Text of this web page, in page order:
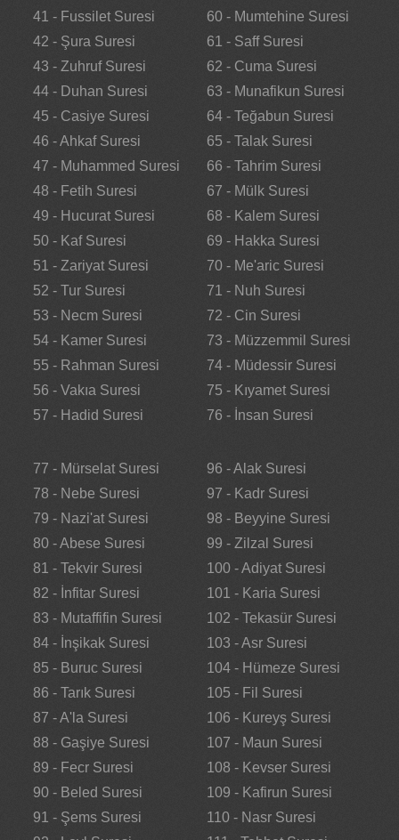
41 - Fussilet Suresi
42 - Şura Suresi
43 - Zuhruf Suresi
44 - Duhan Suresi
45 - Casiye Suresi
46 - Ahkaf Suresi
47 - Muhammed Suresi
48 - Fetih Suresi
49 - Hucurat Suresi
50 - Kaf Suresi
51 - Zariyat Suresi
52 - Tur Suresi
53 - Necm Suresi
54 - Kamer Suresi
55 - Rahman Suresi
56 - Vakıa Suresi
57 - Hadid Suresi
60 - Mumtehine Suresi
61 - Saff Suresi
62 - Cuma Suresi
63 - Munafikun Suresi
64 - Teğabun Suresi
65 - Talak Suresi
66 - Tahrim Suresi
67 - Mülk Suresi
68 - Kalem Suresi
69 - Hakka Suresi
70 - Me'aric Suresi
71 - Nuh Suresi
72 - Cin Suresi
73 - Müzzemmil Suresi
74 - Müdessir Suresi
75 - Kıyamet Suresi
76 - İnsan Suresi
77 - Mürselat Suresi
78 - Nebe Suresi
79 - Nazi'at Suresi
80 - Abese Suresi
81 - Tekvir Suresi
82 - İnfitar Suresi
83 - Mutaffifin Suresi
84 - İnşikak Suresi
85 - Buruc Suresi
86 - Tarık Suresi
87 - A'la Suresi
88 - Gaşiye Suresi
89 - Fecr Suresi
90 - Beled Suresi
91 - Şems Suresi
96 - Alak Suresi
97 - Kadr Suresi
98 - Beyyine Suresi
99 - Zilzal Suresi
100 - Adiyat Suresi
101 - Karia Suresi
102 - Tekasür Suresi
103 - Asr Suresi
104 - Hümeze Suresi
105 - Fil Suresi
106 - Kureyş Suresi
107 - Maun Suresi
108 - Kevser Suresi
109 - Kafirun Suresi
110 - Nasr Suresi